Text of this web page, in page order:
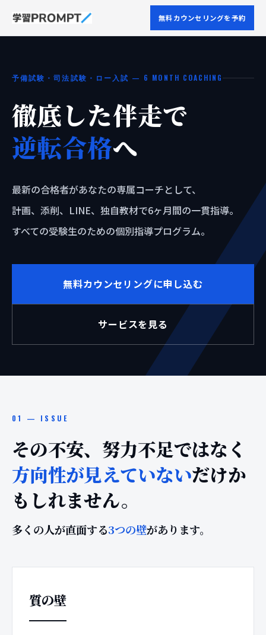
無料カウンセリングを予約
予備試験・司法試験・ロー入試 — 6 MONTH COACHING
徹底した伴走で
逆転合格へ
最新の合格者があなたの専属コーチとして、
計画、添削、LINE、独自教材で6ヶ月間の一貫指導。
すべての受験生のための個別指導プログラム。
無料カウンセリングに申し込む
サービスを見る
01 — ISSUE
その不安、努力不足ではなく
方向性が見えていないだけか
もしれません。
多くの人が直面する3つの壁があります。
質の壁